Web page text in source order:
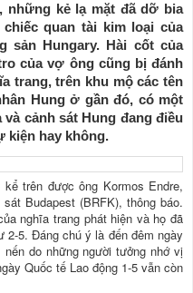
những kẻ lạ mặt đã dỡ bia
quan tài kim loại của
sản Hungary. Hài cốt của
của vợ ông cũng bị đánh
trang, trên khu mộ các tên
Hung ở gần đó, có một
cảnh sát Hung đang điều
kiện hay không.
trên được ông Kormos Endre,
Budapest (BRFK), thông báo.
nghĩa trang phát hiện và họ đã
5. Đáng chú ý là đến đêm ngày
do những người tưởng nhớ vị
Quốc tế Lao động 1-5 vẫn còn